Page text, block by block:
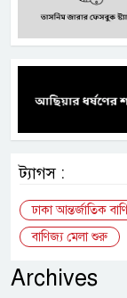
ট্যাগস :
ঢাকা আন্তর্জাতিক
বাণিজ্য মেলা শুরু
Archives